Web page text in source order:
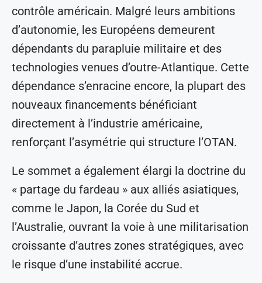
contrôle américain. Malgré leurs ambitions
d’autonomie, les Européens demeurent
dépendants du parapluie militaire et des
technologies venues d’outre-Atlantique. Cette
dépendance s’enracine encore, la plupart des
nouveaux financements bénéficiant
directement à l’industrie américaine,
renforçant l’asymétrie qui structure l’OTAN.
Le sommet a également élargi la doctrine du
« partage du fardeau » aux alliés asiatiques,
comme le Japon, la Corée du Sud et
l’Australie, ouvrant la voie à une militarisation
croissante d’autres zones stratégiques, avec
le risque d’une instabilité accrue.